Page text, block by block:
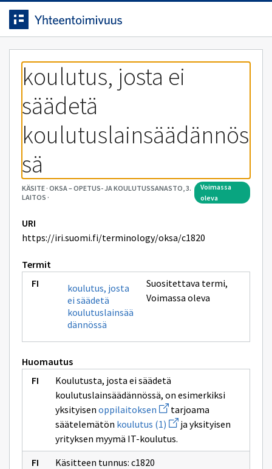
Siirrytty
sivulle
Siirry suoraan sisältöön.
koulutus, josta ei
säädetä
koulutuslainsäädännös
sä
KÄSITE· OKSA – OPETUS- JA KOULUTUSSANASTO, 3.
LAITOS ·
voimassa
oleva
URI
https://iri.suomi.fi/terminology/oksa/c1820
Termit
koulutus, josta
ei säädetä
koulutuslainsää
dännössä
Suositettava termi,
Voimassa oleva
Huomautus
Koulutusta, josta ei säädetä
koulutuslainsäädännössä, on esimerkiksi
yksityisen oppilaitoksen Avaa
uuden
ikkunan
sivulle
oppilaitoksen
tarjoama
säätelemätön koulutus (1) Avaa
uuden
ikkunan
sivulle
ja yksityisen
yrityksen myymä IT-koulutus.
Käsitteen tunnus: c1820